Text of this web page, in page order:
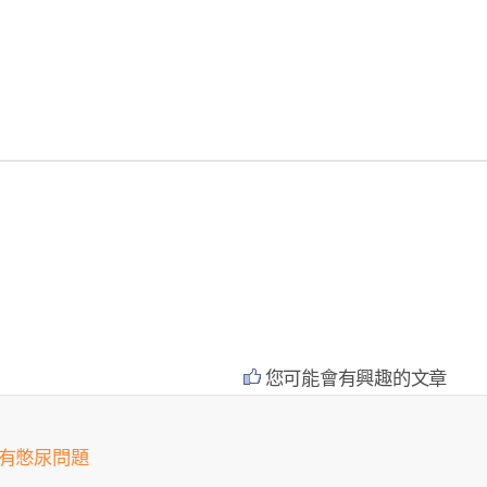
您可能會有興趣的文章
憋尿問題